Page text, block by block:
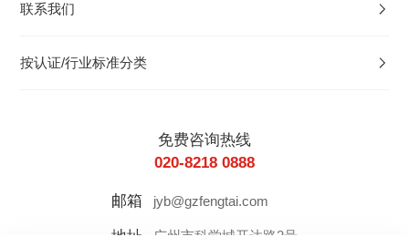
联系我们
按认证/行业标准分类
免费咨询热线
020-8218 0888
邮箱 jyb@gzfengtai.com